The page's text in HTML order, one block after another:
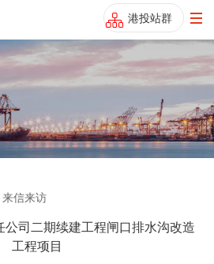
港投站群
来信来访
公司二期续建工程闸口排水沟改造
工程项目